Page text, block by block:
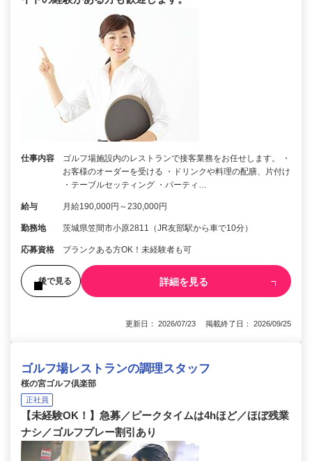
仕事内容
ゴルフ場施設内のレストランで接客業務をお任せします。 ・
お客様のオーダーを受ける ・ドリンクや料理の配膳、片付け
・テーブルセッティング ・パーティ…
給与 月給190,000円～230,000円
勤務地 茨城県笠間市小原2811（JR友部駅から車で10分）
応募資格 ブランクある方OK！未経験者も可
後で見る 詳細を見る
更新日： 2026/07/23 掲載終了日： 2026/09/25
ゴルフ場レストランの調理スタッフ
桜の宮ゴルフ倶楽部
正社員
【未経験OK！】急募／ピークタイムは4hほど／ほぼ残業
ナシ／ゴルフプレー割引あり